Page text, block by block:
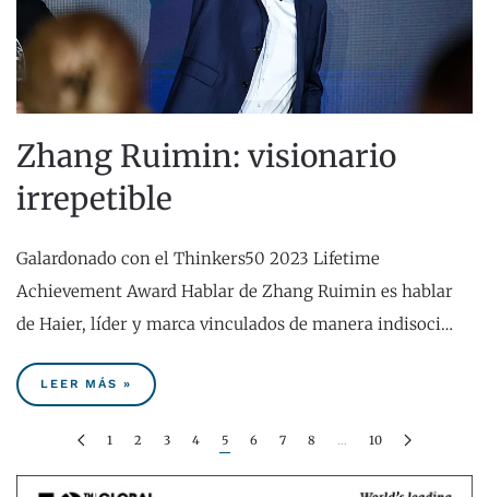
Zhang Ruimin: visionario
irrepetible
Galardonado con el Thinkers50 2023 Lifetime
Achievement Award Hablar de Zhang Ruimin es hablar
de Haier, líder y marca vinculados de manera indisoci…
LEER MÁS »
1 2 3 4 5 6 7 8 … 10